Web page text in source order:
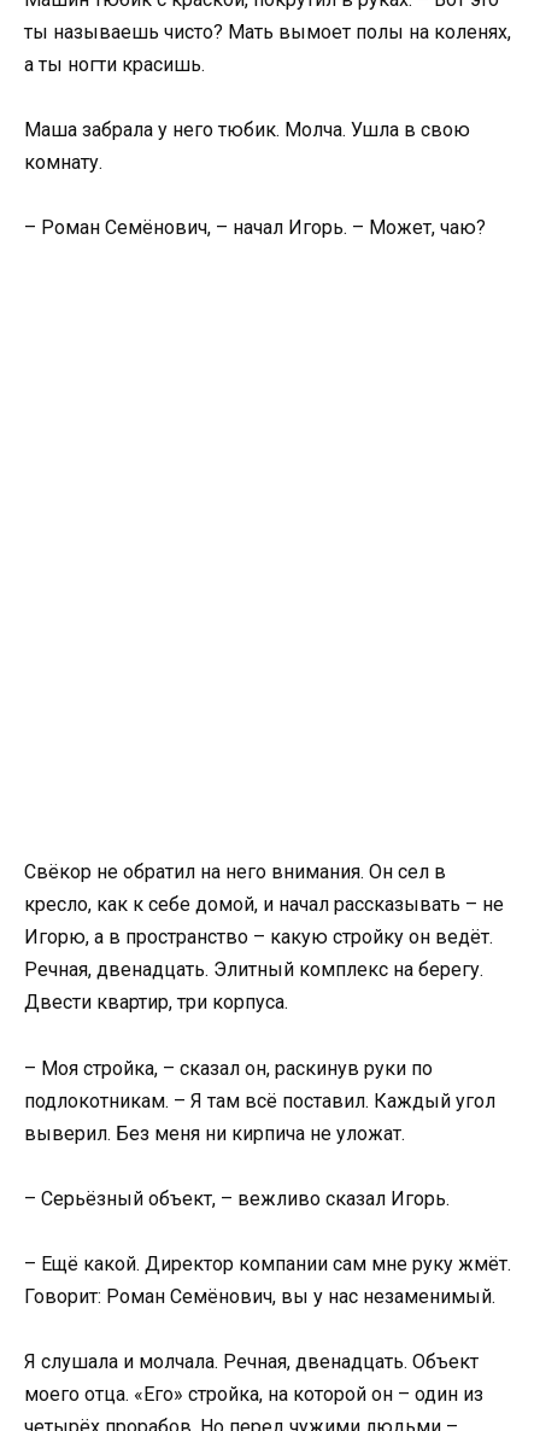
ты называешь чисто? Мать вымоет полы на коленях,
а ты ногти красишь.
Маша забрала у него тюбик. Молча. Ушла в свою
комнату.
– Роман Семёнович, – начал Игорь. – Может, чаю?
Свёкор не обратил на него внимания. Он сел в
кресло, как к себе домой, и начал рассказывать – не
Игорю, а в пространство – какую стройку он ведёт.
Речная, двенадцать. Элитный комплекс на берегу.
Двести квартир, три корпуса.
– Моя стройка, – сказал он, раскинув руки по
подлокотникам. – Я там всё поставил. Каждый угол
выверил. Без меня ни кирпича не уложат.
– Серьёзный объект, – вежливо сказал Игорь.
– Ещё какой. Директор компании сам мне руку жмёт.
Говорит: Роман Семёнович, вы у нас незаменимый.
Я слушала и молчала. Речная, двенадцать. Объект
моего отца. «Его» стройка, на которой он – один из